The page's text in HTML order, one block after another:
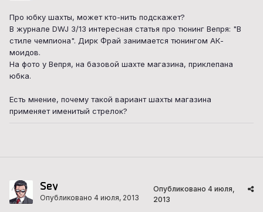
Про юбку шахты, может кто-нить подскажет?
В журнале DWJ 3/13 интересная статья про тюнинг Вепря: "В
стиле чемпиона". Дирк Фрай занимается тюнингом АК-
моидов.
На фото у Вепря, на базовой шахте магазина, приклепана
юбка.
Есть мнение, почему такой вариант шахты магазина
применяет именитый стрелок?
Sey
Опубликовано 4 июля, 2013
Опубликовано 4 июля,
2013